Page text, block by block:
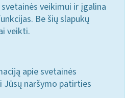
veikimui ir įgalina
Be šių slapukų
veikti.
apie svetainės
Jūsų naršymo patirties